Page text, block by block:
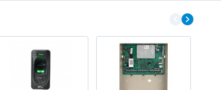
navigate_beforenavigate_next